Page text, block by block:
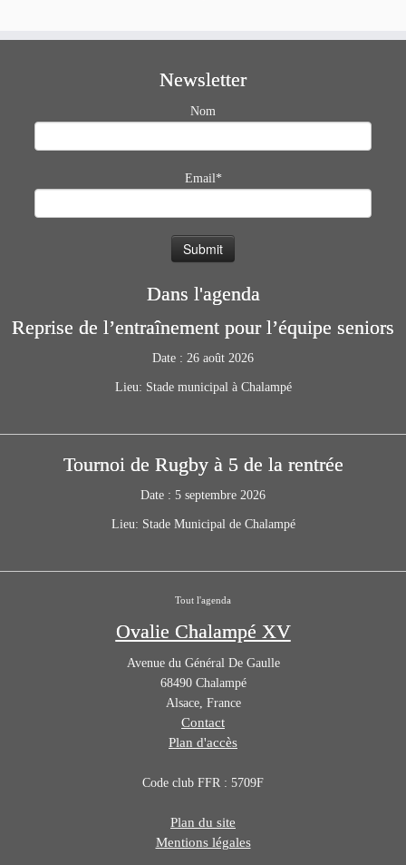
Newsletter
Nom
Email*
Dans l'agenda
Reprise de l’entraînement pour l’équipe seniors
Date : 26 août 2026
Lieu: Stade municipal à Chalampé
Tournoi de Rugby à 5 de la rentrée
Date : 5 septembre 2026
Lieu: Stade Municipal de Chalampé
Tout l'agenda
Ovalie Chalampé XV
Avenue du Général De Gaulle
68490 Chalampé
Alsace, France
Contact
Plan d'accès
Code club FFR : 5709F
Plan du site
Mentions légales